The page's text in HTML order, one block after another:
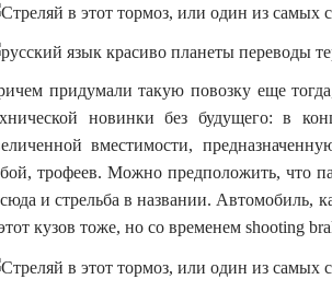
придумали такую повозку еще
новинки без будущего: в
вместимости,
трофеев. Можно предположить, что
и стрельба в названии. Автомобиль,
кузов тоже, но со временем shooting